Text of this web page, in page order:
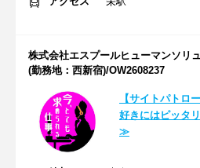
株式会社エスプールヒューマンソ
(勤務地：西新宿)/OW2608237
【サイトパトロ
好きにはピッタ
≫